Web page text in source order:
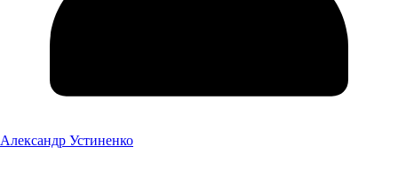
Александр Устиненко